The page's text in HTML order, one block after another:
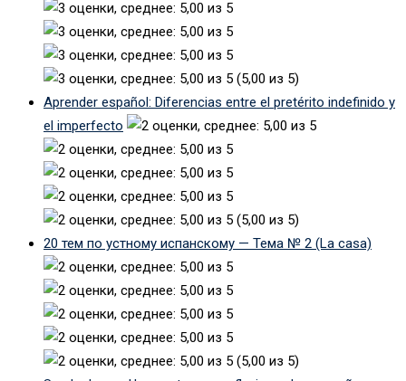
(5,00 из 5)
Aprender español: Diferencias entre el pretérito indefinido y
el imperfecto
(5,00 из 5)
20 тем по устному испанскому — Тема № 2 (La casa)
(5,00 из 5)